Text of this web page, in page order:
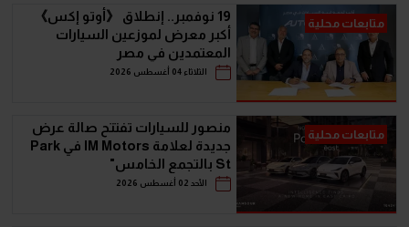
متابعات محلية
19 نوفمبر.. إنطلاق 《أوتو إكس》
أكبر معرض لموزعين السيارات
المعتمدين في مصر
الثلاثاء 04 أغسطس 2026
متابعات محلية
منصور للسيارات تفتتح صالة عرض
جديدة لعلامة IM Motors في Park
St بالتجمع الخامس"
الأحد 02 أغسطس 2026